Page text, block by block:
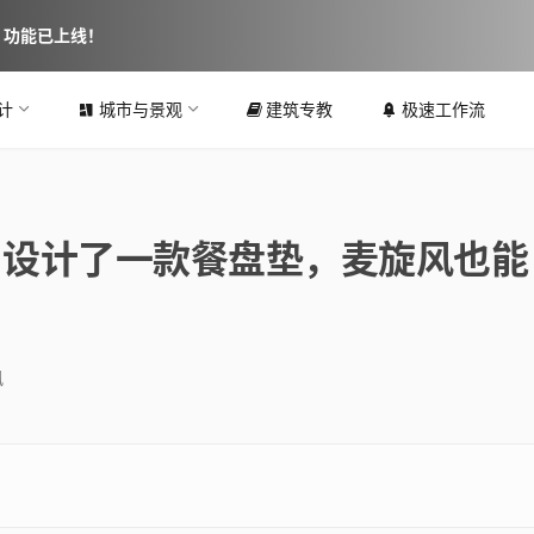
城市与景观 建筑专教 极速工作流
计了一款餐盘垫，麦旋风也能
能已上线！